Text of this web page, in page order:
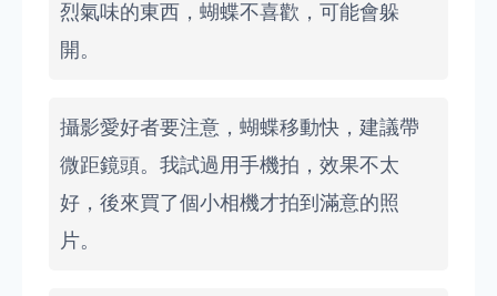
烈氣味的東西，蝴蝶不喜歡，可能會躲
開。
攝影愛好者要注意，蝴蝶移動快，建議帶
微距鏡頭。我試過用手機拍，效果不太
好，後來買了個小相機才拍到滿意的照
片。